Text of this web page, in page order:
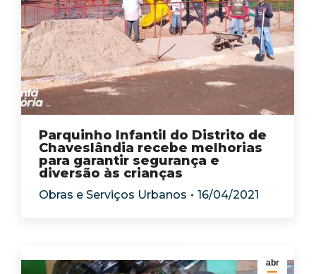
Parquinho Infantil do Distrito de
Chaveslândia recebe melhorias
para garantir segurança e
diversão às crianças
Obras e Serviços Urbanos 16/04/2021
abr